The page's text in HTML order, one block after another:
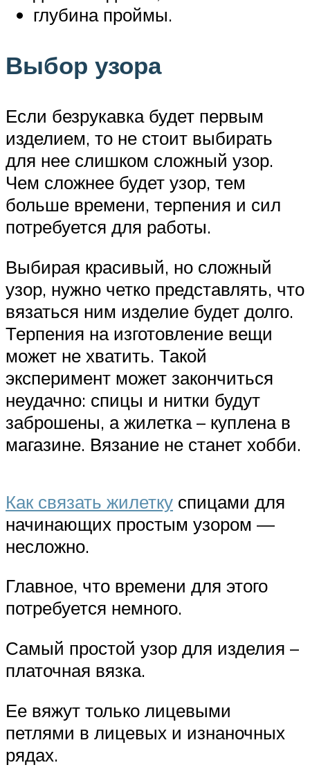
глубина проймы.
Выбор узора
Если безрукавка будет первым
изделием, то не стоит выбирать
для нее слишком сложный узор.
Чем сложнее будет узор, тем
больше времени, терпения и сил
потребуется для работы.
Выбирая красивый, но сложный
узор, нужно четко представлять, что
вязаться ним изделие будет долго.
Терпения на изготовление вещи
может не хватить. Такой
эксперимент может закончиться
неудачно: спицы и нитки будут
заброшены, а жилетка – куплена в
магазине. Вязание не станет хобби.
Как связать жилетку спицами для
начинающих простым узором —
несложно.
Главное, что времени для этого
потребуется немного.
Самый простой узор для изделия –
платочная вязка.
Ее вяжут только лицевыми
петлями в лицевых и изнаночных
рядах.